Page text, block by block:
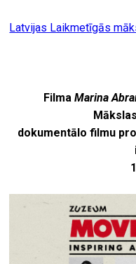
Latvijas Laikmetīgās
Filma Marina
dokumentālo filmu